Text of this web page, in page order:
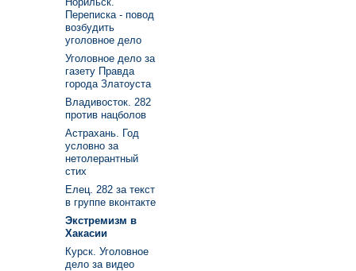
Переписка - повод
возбудить
уголовное дело
Уголовное дело за
газету Правда
города Златоуста
Владивосток. 282
против нацболов
Астрахань. Год
условно за
нетолерантный
стих
Елец. 282 за текст
в группе вконтакте
Экстремизм в
Хакасии
Курск. Уголовное
дело за видео